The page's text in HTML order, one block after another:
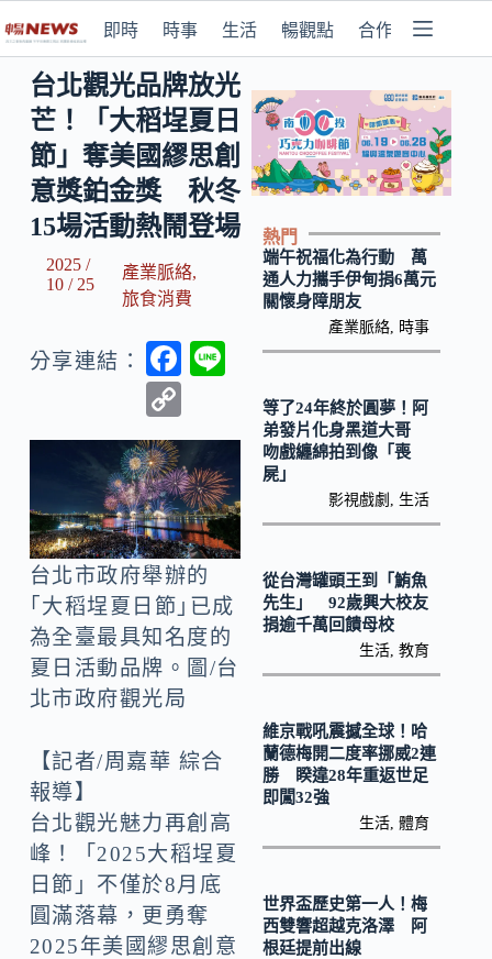
即時 時事 生活 暢觀點 合作媒體
台北觀光品牌放光
芒！「大稻埕夏日
節」奪美國繆思創
意獎鉑金獎 秋冬
15場活動熱鬧登場
2025 /
10 / 25
產業脈絡,
旅食消費
分享連結：
F
b
o
o
k
o
p
y
Li
n
k
台北市政府舉辦的
｢大稻埕夏日節｣已成
為全臺最具知名度的
夏日活動品牌。圖/台
北市政府觀光局
【記者/周嘉華 綜合
報導】
台北觀光魅力再創高
峰！「2025大稻埕夏
日節」不僅於8月底
圓滿落幕，更勇奪
2025年美國繆思創意
熱門
端午祝福化為行動 萬
通人力攜手伊甸捐6萬元
關懷身障朋友
產業脈絡 時事
等了24年終於圓夢！阿
弟發片化身黑道大哥
吻戲纏綿拍到像「喪
屍」
影視戲劇 生活
從台灣罐頭王到「鮪魚
先生」 92歲興大校友
捐逾千萬回饋母校
生活 ,教育
維京戰吼震撼全球！哈
蘭德梅開二度率挪威2連
勝 睽違28年重返世足
即闖32強
生活 ,體育
世界盃歷史第一人！梅
西雙響超越克洛澤 阿
根廷提前出線